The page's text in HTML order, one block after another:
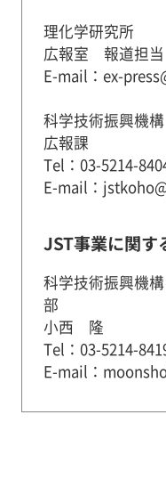
理化学研究所
広報室 報道担当
E-mail：ex-
科学技術振興機構
広報課
Tel：03-5214-
E-mail：
JST事業に関す
科学技術振興機
部
小西 隆
Tel：03-5214-
E-mail：